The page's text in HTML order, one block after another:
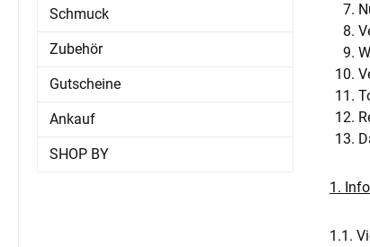
Schmuck
Zubehör
Gutscheine
Ankauf
SHOP BY
1.
1.1.